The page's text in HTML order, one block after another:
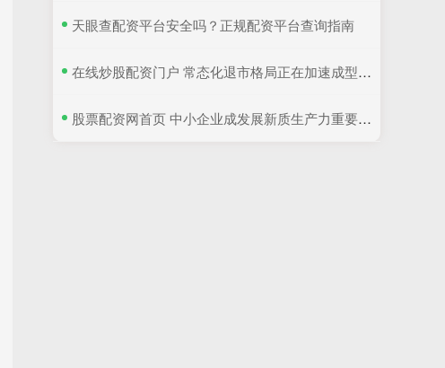
​天眼查配资平台安全吗？正规配资平台查询指南
​在线炒股配资门户 常态化退市格局正在加速成型 退市不是避风港
​股票配资网首页 中小企业成发展新质生产力重要生力军，融资环境正不断改善